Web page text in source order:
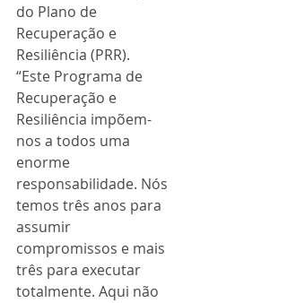
do Plano de
Recuperação e
Resiliência (PRR).
“Este Programa de
Recuperação e
Resiliência impõem-
nos a todos uma
enorme
responsabilidade. Nós
temos três anos para
assumir
compromissos e mais
três para executar
totalmente. Aqui não